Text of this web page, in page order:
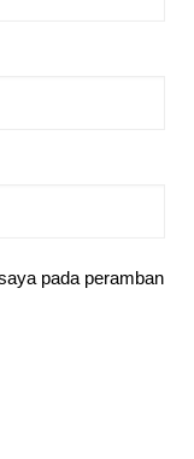
pada peramban